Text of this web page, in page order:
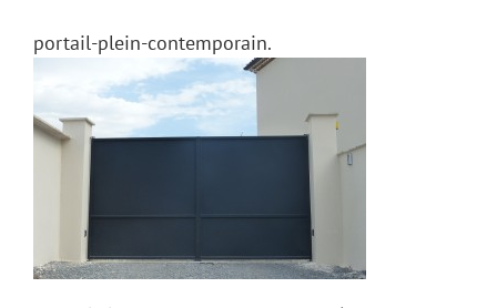
portail-plein-contemporain.